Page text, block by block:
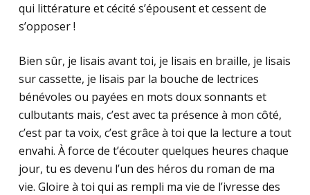
qui littérature et cécité s’épousent et cessent de
s’opposer !
Bien sûr, je lisais avant toi, je lisais en braille, je lisais
sur cassette, je lisais par la bouche de lectrices
bénévoles ou payées en mots doux sonnants et
culbutants mais, c’est avec ta présence à mon côté,
c’est par ta voix, c’est grâce à toi que la lecture a tout
envahi. À force de t’écouter quelques heures chaque
jour, tu es devenu l’un des héros du roman de ma
vie. Gloire à toi qui as rempli ma vie de l’ivresse des